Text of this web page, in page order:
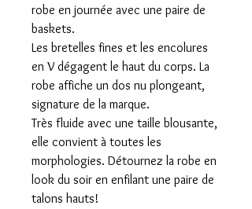
robe en journée avec une paire de
baskets.
Les bretelles fines et les encolures
en V dégagent le haut du corps. La
robe affiche un dos nu plongeant,
signature de la marque.
Très fluide avec une taille blousante,
elle convient à toutes les
morphologies. Détournez la robe en
look du soir en enfilant une paire de
talons hauts!